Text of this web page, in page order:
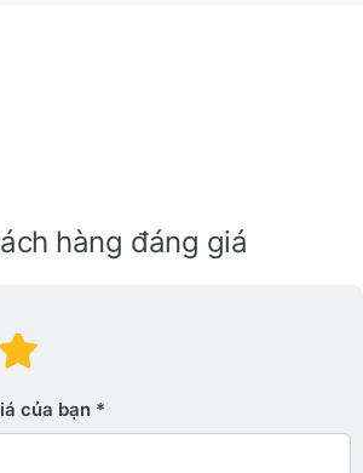
hàng đáng giá
giá: 4 trên 5
giá: 3 trên 5 sao.
2 trên 5 sao.
1 trên 5 sao. Xấu
của bạn